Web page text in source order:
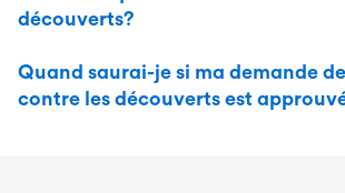
découverts?
Quand saurai-je si ma demande
contre les découverts est